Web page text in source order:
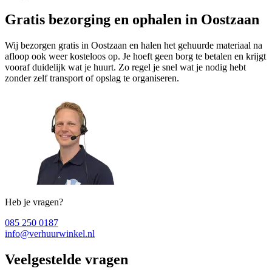
Gratis bezorging en ophalen in Oostzaan
Wij bezorgen gratis in Oostzaan en halen het gehuurde materiaal na
afloop ook weer kosteloos op. Je hoeft geen borg te betalen en krijgt
vooraf duidelijk wat je huurt. Zo regel je snel wat je nodig hebt
zonder zelf transport of opslag te organiseren.
Heb je vragen?
085 250 0187
info@verhuurwinkel.nl
Veelgestelde vragen